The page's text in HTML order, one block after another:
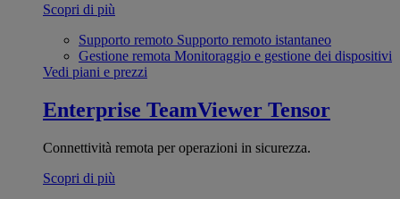
Scopri di più
Supporto remoto Supporto remoto istantaneo
Gestione remota Monitoraggio e gestione dei dispositivi
Vedi piani e prezzi
Enterprise TeamViewer Tensor
Connettività remota per operazioni in sicurezza.
Scopri di più